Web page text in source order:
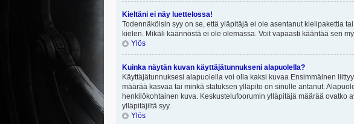
Kieltäni ei näy luettelossa!
Todennäköisin syy on se, että yläpitäjä ei ole asentanut kielipakettia
kielen. Mikäli käännöstä ei ole olemassa. Voit vapaasti kääntää sen
Ylös
Kuinka näytän kuvan käyttäjätunnukseni alapuolella?
Käyttäjätunnuksesi alapuolella voi olla kaksi kuvaa Ensimmäinen
määrää kasvaa tai minkä statuksen ylläpito on sinulle antanut.
henkilökohtainen kuva. Keskustelufoorumin ylläpitäjä määrää ovatko
ylläpitäjiltä syy.
Ylös